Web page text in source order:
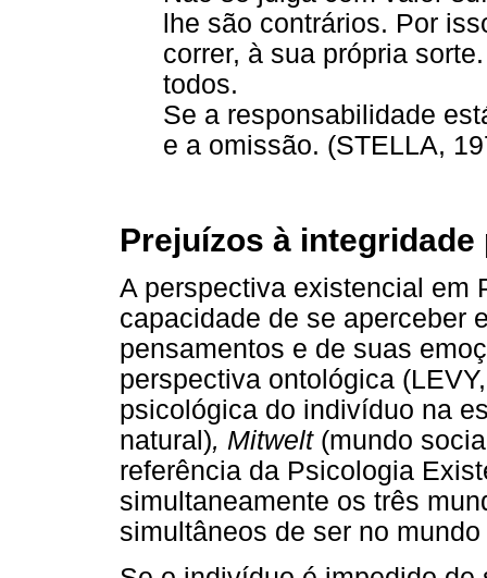
lhe são contrários. Por
correr, à sua própria
todos.
Se a responsabilidade
e a omissão. (STELLA,
Prejuízos à integridade
A perspectiva existencial em
capacidade de se aperceber
pensamentos e de suas
perspectiva ontológica
psicológica do indivíduo na
natural), Mitwelt (mundo
referência da Psicologia
simultaneamente os três
simultâneos de ser no mundo